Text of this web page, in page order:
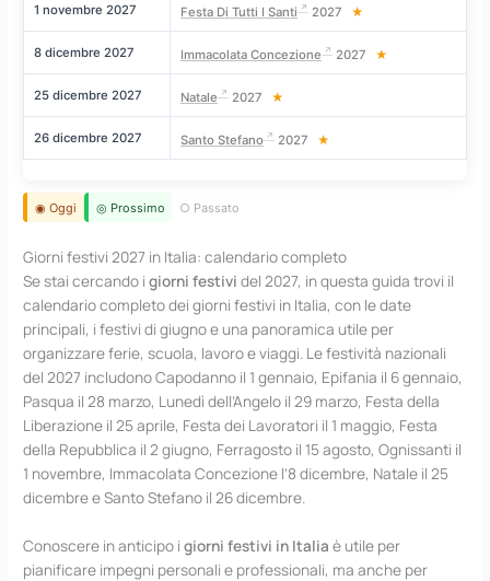
1 novembre 2027 Festa Di Tutti I Santi 2027 ★
8 dicembre 2027 Immacolata Concezione 2027 ★
25 dicembre 2027 Natale 2027 ★
26 dicembre 2027 Santo Stefano 2027 ★
◉ Oggi ◎ Prossimo ○ Passato
Giorni festivi 2027 in Italia: calendario completo
Se stai cercando igiorni festivi del 2027, in questa guida trovi il
calendario completo dei giorni festivi in Italia, con le date
principali, i festivi di giugno e una panoramica utile per
organizzare ferie, scuola, lavoro e viaggi. Le festività nazionali
del 2027 includono Capodanno il 1 gennaio, Epifania il 6 gennaio,
Pasqua il 28 marzo, Lunedì dell’Angelo il 29 marzo, Festa della
Liberazione il 25 aprile, Festa dei Lavoratori il 1 maggio, Festa
della Repubblica il 2 giugno, Ferragosto il 15 agosto, Ognissanti il
1 novembre, Immacolata Concezione l’8 dicembre, Natale il 25
dicembre e Santo Stefano il 26 dicembre.
Conoscere in anticipo igiorni festivi in Italia è utile per
pianificare impegni personali e professionali, ma anche per